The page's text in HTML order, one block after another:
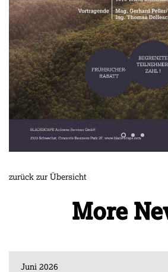
zurück zur Übersicht
More
Juni 2026